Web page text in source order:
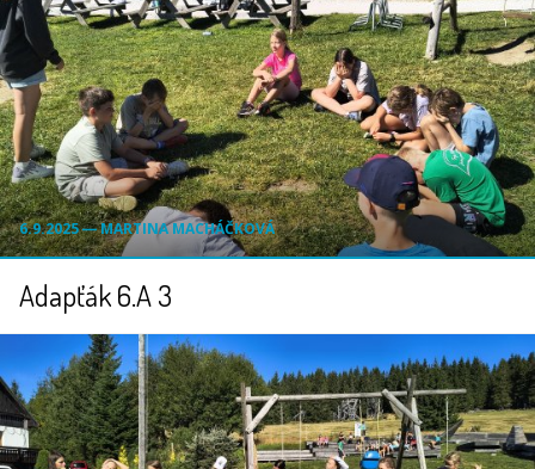
6.9.2025 ― MARTINA MACHÁČKOVÁ
Adapťák 6.A 3